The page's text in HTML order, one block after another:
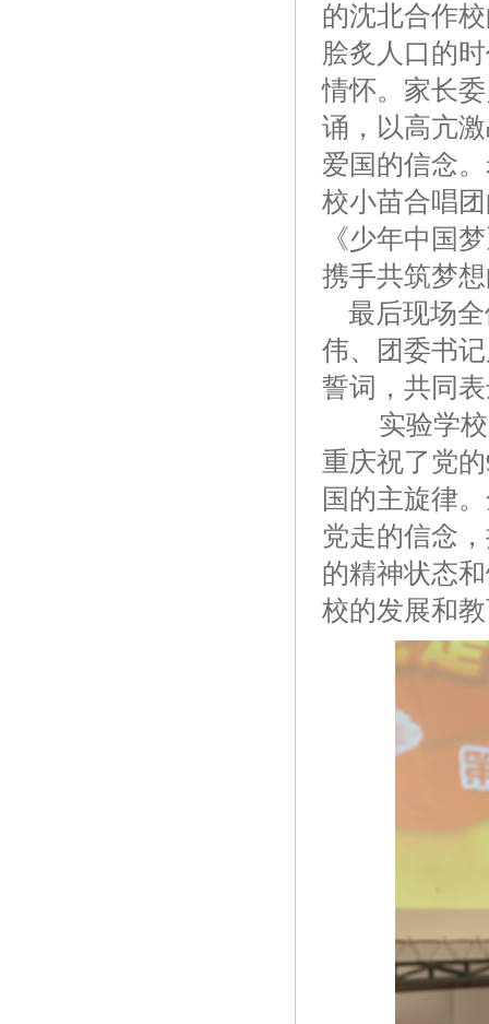
的沈北合作
脍炙人口的
情怀。家长
诵，以高亢
爱国的信念
校小苗合唱
《少年中国
携手共筑梦
最后现场全
伟、团委书
誓词，共同
实验学校
重庆祝了党
国的主旋律
党走的信念
的精神状态
校的发展和